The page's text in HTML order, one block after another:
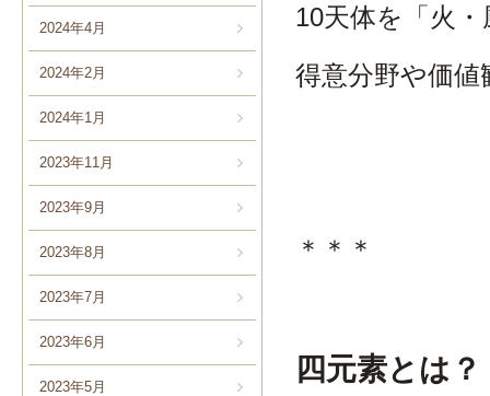
2024年4月
2024年2月
2024年1月
2023年11月
2023年9月
2023年8月
2023年7月
2023年6月
2023年5月
10天体を「火
得意分野や価
＊＊＊
四元素とは？